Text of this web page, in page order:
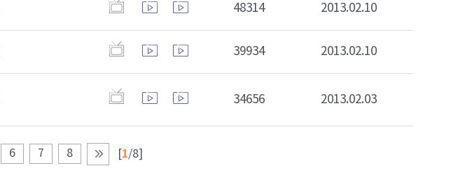
48314 2013.02.10
39934 2013.02.10
34656 2013.02.03
6 7 8 [1/8]